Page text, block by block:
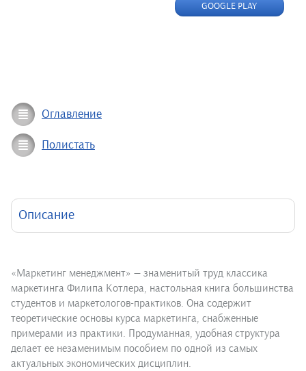
GOOGLE PLAY
Оглавление
Полистать
Описание
«Маркетинг менеджмент» — знаменитый труд классика
маркетинга Филипа Котлера, настольная книга большинства
студентов и маркетологов-практиков. Она содержит
теоретические основы курса маркетинга, снабженные
примерами из практики. Продуманная, удобная структура
делает ее незаменимым пособием по одной из самых
актуальных экономических дисциплин.